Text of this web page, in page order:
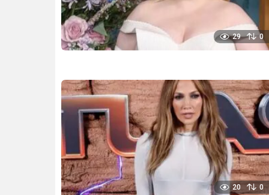
29 0
20 0